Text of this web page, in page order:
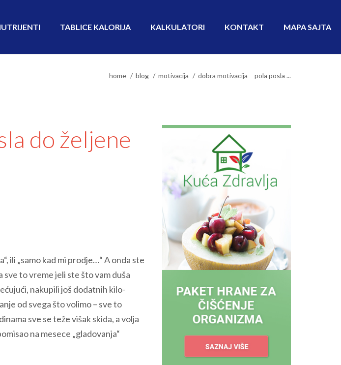
TABLICE KALORIJA KALKULATORI KONTAKT MAPA SAJTA
home blog motivacija dobra motivacija – pola posla ...
do željene
ili „samo kad mi prodje…“ A onda ste
to vreme jeli ste što vam duša
nakupili još dodatnih kilo-
od svega što volimo – sve to
sve se teže višak skida, a volja
na mesece „gladovanja“